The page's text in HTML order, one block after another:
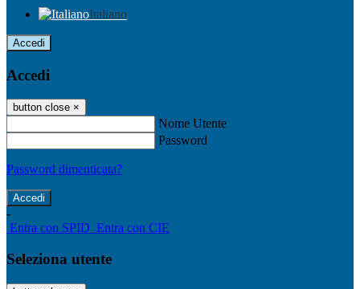
Italiano
Accedi
Accedi
button close ×
Nome Utente
Password
Password dimenticata?
-
Entra con SPID Entra con CIE
Seleziona utente